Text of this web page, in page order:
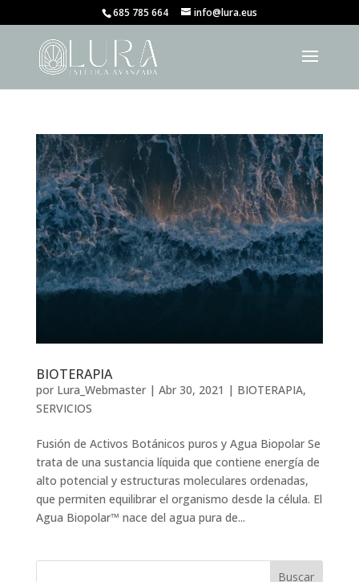
685 785 664 info@lura.eus
BIOTERAPIA
por Lura_Webmaster| Abr 30, 2021 | BIOTERAPIA,
SERVICIOS
Fusión de Activos Botánicos puros y Agua Biopolar Se
trata de una sustancia líquida que contiene energía de
alto potencial y estructuras moleculares ordenadas,
que permiten equilibrar el organismo desde la célula. El
Agua Biopolar™ nace del agua pura de...